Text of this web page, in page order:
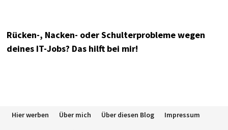
Rücken-, Nacken- oder Schulterprobleme wegen
deines IT-Jobs? Das hilft bei mir!
Hier werben Über mich Über diesen Blog
Impressum